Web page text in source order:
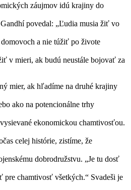
záujmov idú krajiny do
povedal: „Ľudia musia žiť vo
a nie túžiť po živote
v mieri, ak budú neustále bojovať za
mier, ak hľadíme na druhé krajiny
ako na potencionálne trhy
ekonomickou chamtivosťou.
celej histórie, zistíme, že
dobrodružstvu. „Je tu dosť
pre chamtivosť všetkých.“ Svadeši je